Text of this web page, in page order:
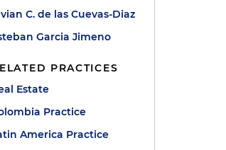
C. de las Cuevas-Diaz
Garcia Jimeno
PRACTICES
Estate
Practice
America Practice